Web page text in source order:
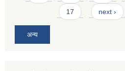
17 next ›
अन्य